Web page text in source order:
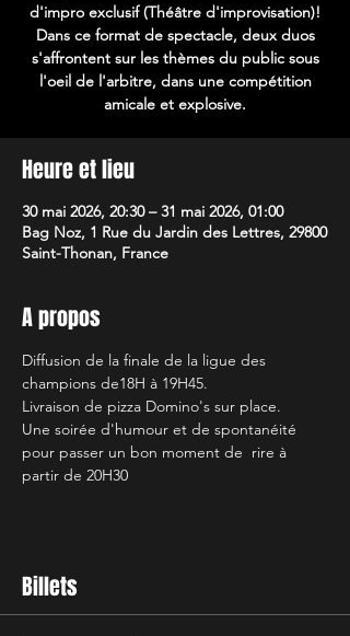
d'impro exclusif (Théâtre d'improvisation)!
Dans ce format de spectacle, deux duos
s'affrontent sur les thèmes du public sous
l'oeil de l'arbitre, dans une compétition
amicale et explosive.
Heure et lieu
30 mai 2026, 20:30 – 31 mai 2026, 01:00
Bag Noz, 1 Rue du Jardin des Lettres, 29800
Saint-Thonan, France
A propos
Diffusion de la finale de la ligue des
champions de18H à 19H45.
Livraison de pizza Domino's sur place.
Une soirée d'humour et de spontanéité
pour passer un bon moment de  rire à
partir de 20H30
Billets